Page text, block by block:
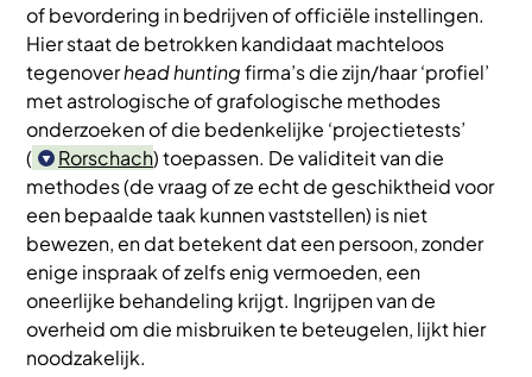
of bevordering in bedrijven of officiële instellingen.
Hier staat de betrokken kandidaat machteloos
tegenoverhead huntingfirma’s die zijn/haar ‘profiel’
met astrologische of grafologische methodes
onderzoeken of die bedenkelijke ‘projectietests’
(
Rorschach) toepassen. De validiteit van die
methodes (de vraag of ze echt de geschiktheid voor
een bepaalde taak kunnen vaststellen) is niet
bewezen, en dat betekent dat een persoon, zonder
enige inspraak of zelfs enig vermoeden, een
oneerlijke behandeling krijgt. Ingrijpen van de
overheid om die misbruiken te beteugelen, lijkt hier
noodzakelijk.